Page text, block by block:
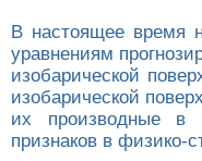
В настоящее время
уравнениям
изобарической
изобарической
их производные в
признаков в физико-